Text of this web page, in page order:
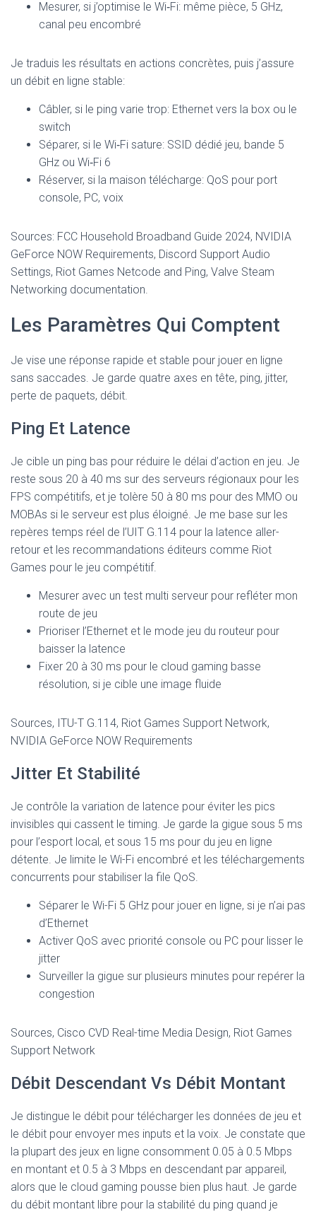
Mesurer, si j’optimise le Wi‑Fi: même pièce, 5 GHz,
canal peu encombré
Je traduis les résultats en actions concrètes, puis j’assure
un débit en ligne stable:
Câbler, si le ping varie trop: Ethernet vers la box ou le
switch
Séparer, si le Wi‑Fi sature: SSID dédié jeu, bande 5
GHz ou Wi‑Fi 6
Réserver, si la maison télécharge: QoS pour port
console, PC, voix
Sources: FCC Household Broadband Guide 2024, NVIDIA
GeForce NOW Requirements, Discord Support Audio
Settings, Riot Games Netcode and Ping, Valve Steam
Networking documentation.
Les Paramètres Qui Comptent
Je vise une réponse rapide et stable pour jouer en ligne
sans saccades. Je garde quatre axes en tête, ping, jitter,
perte de paquets, débit.
Ping Et Latence
Je cible un ping bas pour réduire le délai d’action en jeu. Je
reste sous 20 à 40 ms sur des serveurs régionaux pour les
FPS compétitifs, et je tolère 50 à 80 ms pour des MMO ou
MOBAs si le serveur est plus éloigné. Je me base sur les
repères temps réel de l’UIT G.114 pour la latence aller-
retour et les recommandations éditeurs comme Riot
Games pour le jeu compétitif.
Mesurer avec un test multi serveur pour refléter mon
route de jeu
Prioriser l’Ethernet et le mode jeu du routeur pour
baisser la latence
Fixer 20 à 30 ms pour le cloud gaming basse
résolution, si je cible une image fluide
Sources, ITU-T G.114, Riot Games Support Network,
NVIDIA GeForce NOW Requirements
Jitter Et Stabilité
Je contrôle la variation de latence pour éviter les pics
invisibles qui cassent le timing. Je garde la gigue sous 5 ms
pour l’esport local, et sous 15 ms pour du jeu en ligne
détente. Je limite le Wi-Fi encombré et les téléchargements
concurrents pour stabiliser la file QoS.
Séparer le Wi-Fi 5 GHz pour jouer en ligne, si je n’ai pas
d’Ethernet
Activer QoS avec priorité console ou PC pour lisser le
jitter
Surveiller la gigue sur plusieurs minutes pour repérer la
congestion
Sources, Cisco CVD Real-time Media Design, Riot Games
Support Network
Débit Descendant Vs Débit Montant
Je distingue le débit pour télécharger les données de jeu et
le débit pour envoyer mes inputs et la voix. Je constate que
la plupart des jeux en ligne consomment 0.05 à 0.5 Mbps
en montant et 0.5 à 3 Mbps en descendant par appareil,
alors que le cloud gaming pousse bien plus haut. Je garde
du débit montant libre pour la stabilité du ping quand je